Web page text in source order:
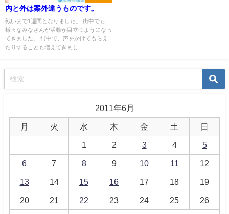
内と外は案外違うものです。
戦いまで1週間となりました。 街中でも
様々なみなさんが活動が目立つようになっ
てきました。 街中で、声をかけてもらえ
たりすることも増えてきまし...
2011年6月
月 火 水 木 金 土 日
1 2 3 4 5
6 7 8 9 10 11 12
13 14 15 16 17 18 19
20 21 22 23 24 25 26